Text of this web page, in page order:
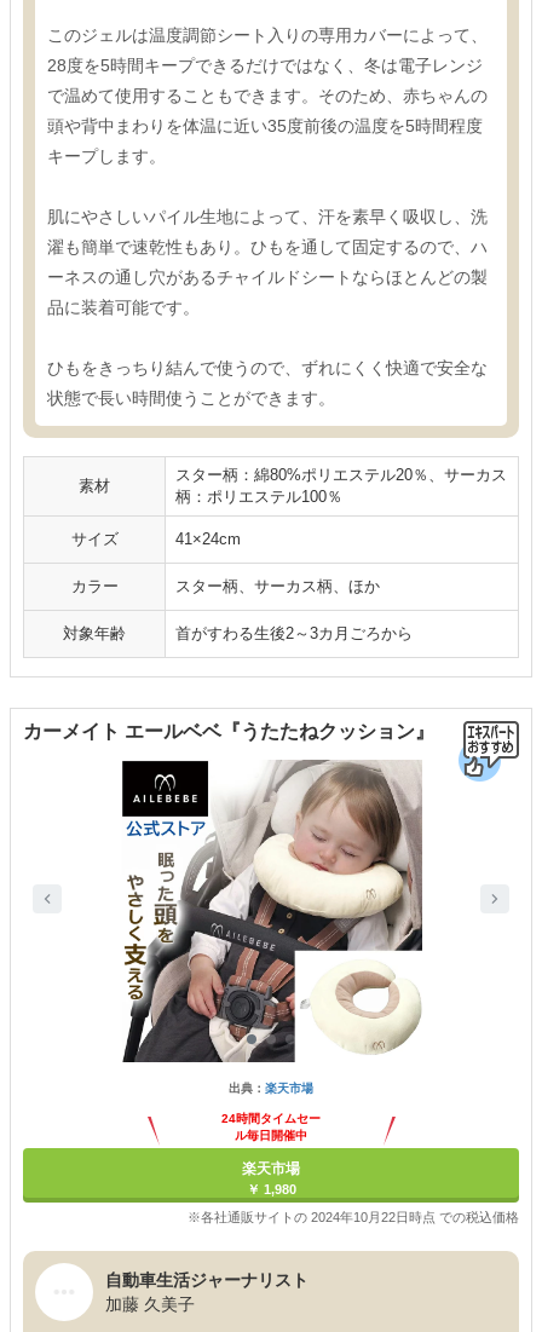
このジェルは温度調節シート入りの専用カバーによって、
28度を5時間キープできるだけではなく、冬は電子レンジ
で温めて使用することもできます。そのため、赤ちゃんの
頭や背中まわりを体温に近い35度前後の温度を5時間程度
キープします。
肌にやさしいパイル生地によって、汗を素早く吸収し、洗
濯も簡単で速乾性もあり。ひもを通して固定するので、ハ
ーネスの通し穴があるチャイルドシートならほとんどの製
品に装着可能です。
ひもをきっちり結んで使うので、ずれにくく快適で安全な
状態で長い時間使うことができます。
素材
スター柄：綿80%ポリエステル20％、サーカス
柄：ポリエステル100％
サイズ 41×24cm
カラー スター柄、サーカス柄、ほか
対象年齢 首がすわる生後2～3カ月ごろから
カーメイト エールベベ『うたたねクッション』
出典： 楽天市場
24時間タイムセー
ル毎日開催中
楽天市場
￥ 1,980
※各社通販サイトの 2024年10月22日時点 での税込価格
自動車生活ジャーナリスト
加藤 久美子